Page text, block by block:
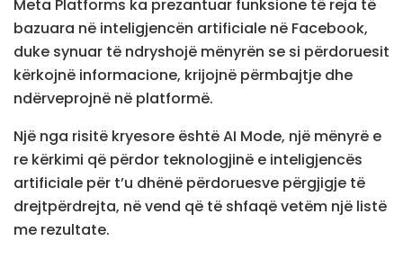
Meta Platforms ka prezantuar funksione të reja të
bazuara në inteligjencën artificiale në Facebook,
duke synuar të ndryshojë mënyrën se si përdoruesit
kërkojnë informacione, krijojnë përmbajtje dhe
ndërveprojnë në platformë.
Një nga risitë kryesore është AI Mode, një mënyrë e
re kërkimi që përdor teknologjinë e inteligjencës
artificiale për t’u dhënë përdoruesve përgjigje të
drejtpërdrejta, në vend që të shfaqë vetëm një listë
me rezultate.